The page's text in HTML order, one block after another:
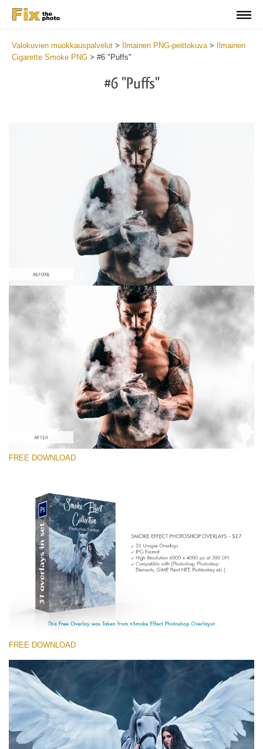
Valokuvien muokkauspalvelut > Ilmainen PNG-peittokuva>
Ilmainen
Cigarette Smoke PNG > #6 "Puffs"
#6 "Puffs"
Please select
Free PNG Overlay #6
Small 800*533px
Smoke Effect
Large 6000*4000px
Large 6000*4000px
Entire Collection
(1783 Overlays)
Large 6000*4000px
Free download
FREE DOWNLOAD
FREE DOWNLOAD